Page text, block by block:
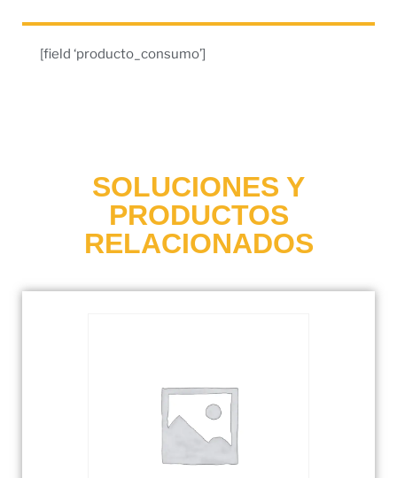
[field ‘producto_consumo’]
SOLUCIONES Y
PRODUCTOS
RELACIONADOS